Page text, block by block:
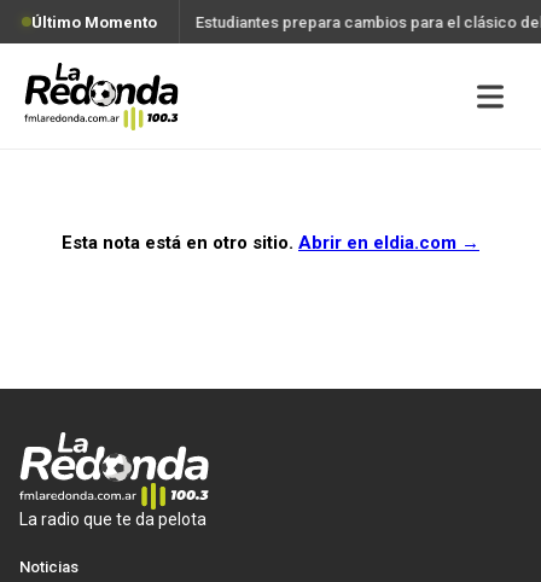
Último Momento Estudiantes prepara cambios para el clásico
Esta nota está en otro sitio. Abrir en eldia.com →
La radio que te da pelota
Noticias